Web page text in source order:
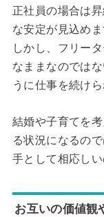
正社員の場合は
な安定が見込めま
しかし、フリー
なままなのでは
うに仕事を続け
結婚や子育てを
る状況になるの
手として相応し
お互いの価値観